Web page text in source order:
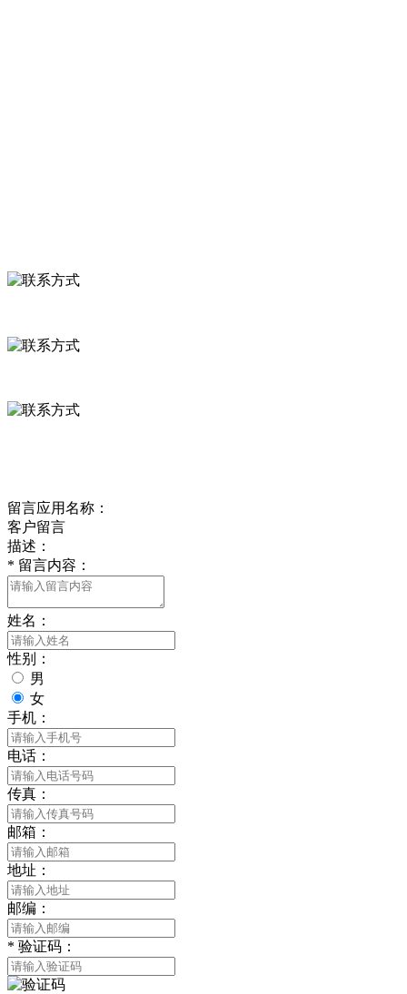
留言应用名称：
客户留言
描述：
* 留言内容：
姓名：
性别：
男
女
手机：
电话：
传真：
邮箱：
地址：
邮编：
* 验证码：